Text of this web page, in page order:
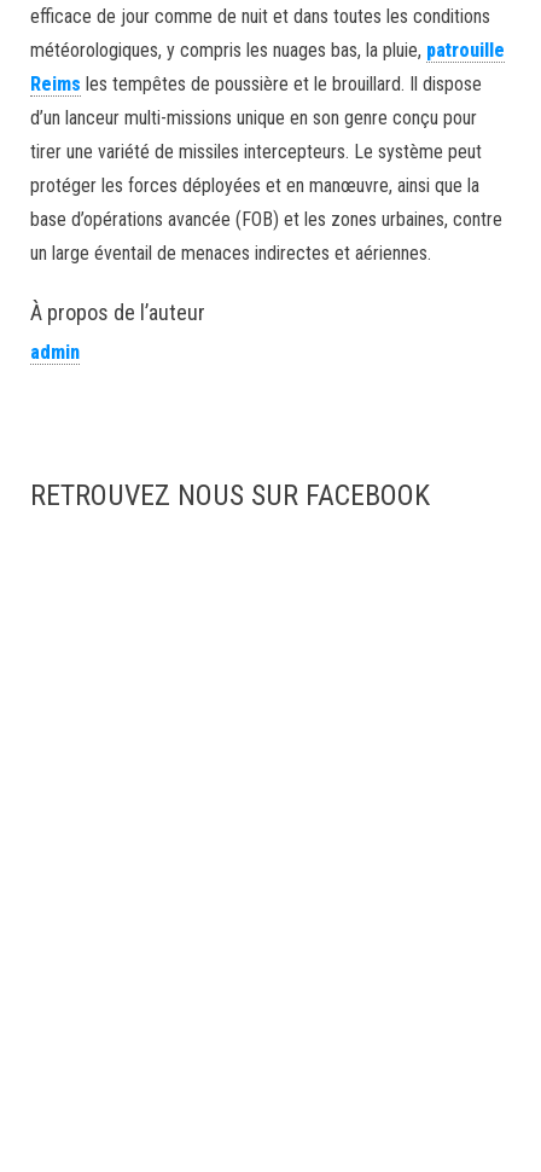
efficace de jour comme de nuit et dans toutes les conditions
météorologiques, y compris les nuages ​​bas, la pluie, patrouille
Reims les tempêtes de poussière et le brouillard. Il dispose
d’un lanceur multi-missions unique en son genre conçu pour
tirer une variété de missiles intercepteurs. Le système peut
protéger les forces déployées et en manœuvre, ainsi que la
base d’opérations avancée (FOB) et les zones urbaines, contre
un large éventail de menaces indirectes et aériennes.
À propos de l’auteur
admin
RETROUVEZ NOUS SUR FACEBOOK